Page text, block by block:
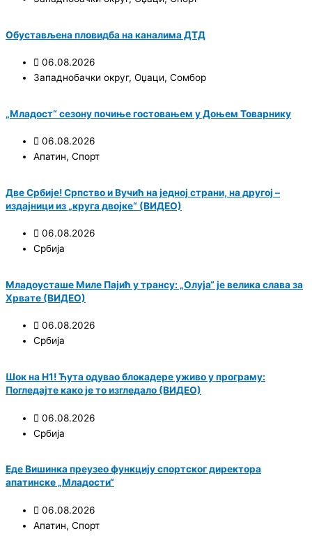
Обустављена пловидба на каналима ДТД
06.08.2026
Западнобачки округ, Оџаци, Сомбор
„Младост“ сезону почиње гостовањем у Доњем Товарнику
06.08.2026
Апатин, Спорт
Две Србије! Српство и Вучић на једној страни, на другој –
издајници из „круга двојке“ (ВИДЕО)
06.08.2026
Србија
Младоусташе Миле Пајић у трансу: „Олуја“ је велика слава за
Хрвате (ВИДЕО)
06.08.2026
Србија
Шок на Н1! Ћута одувао блокадере уживо у програму:
Погледајте како је то изгледало (ВИДЕО)
06.08.2026
Србија
Еде Вишинка преузео функцију спортског директора
апатинске „Младости“
06.08.2026
Апатин, Спорт